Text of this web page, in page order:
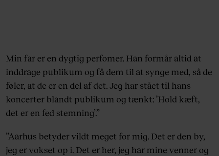
Min far er en dygtig perfomer. Han formår altid at
inddrage publikum og få dem til at synge med, så de
føler, at de er en del af det. Jeg har stået til hans
koncerter blandt publikum og tænkt: ’Hold kæft,
det er en fed stemning’.”
”Aarhus betyder vildt meget for mig. Det er den by,
jeg er vokset op i. Det er her, jeg har mine venner og